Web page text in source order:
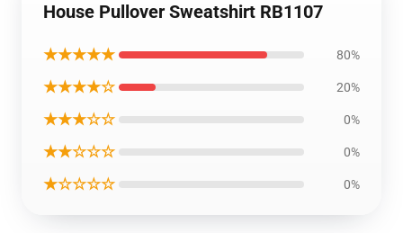
House Pullover Sweatshirt RB1107
★★★★★ 80%
★★★★☆ 20%
★★★☆☆ 0%
★★☆☆☆ 0%
★☆☆☆☆ 0%